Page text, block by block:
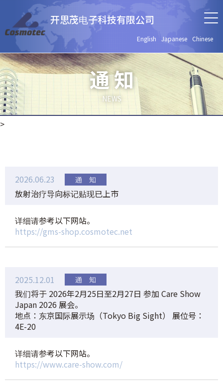
开思茂电子科技有限公司
English Japanese Chinese
通 知
NEWS
>
2026.06.23
放射治疗导向标记贴现已上市
详细请参考以下网站。
https://gms-shop.cosmotec.net
2025.12.01
我们将于 2026年2月25日至2月27日 参加 Care Show
Japan 2026 展会。
地点：东京国际展示场（Tokyo Big Sight） 展位号：
4E-20
详细请参考以下网站。
https://www.care-show.com/